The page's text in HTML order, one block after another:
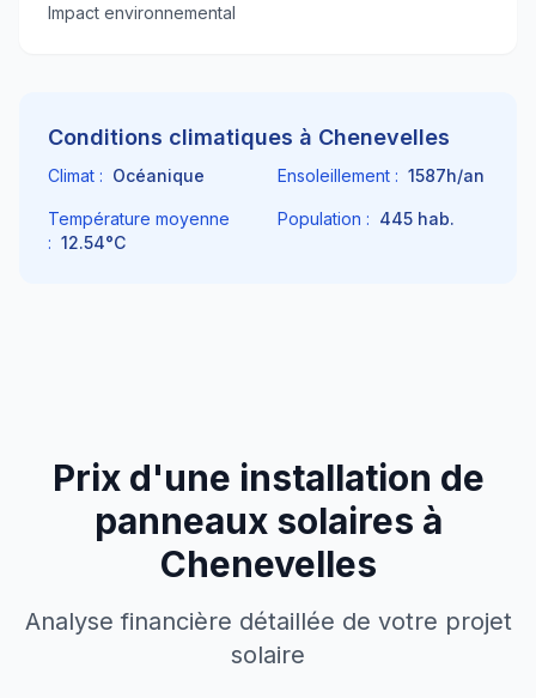
Impact environnemental
Conditions climatiques à Chenevelles
Climat : Océanique Ensoleillement : 1587h/an
Température moyenne
: 12.54°C
Population : 445 hab.
Prix d'une installation de
panneaux solaires à
Chenevelles
Analyse financière détaillée de votre projet
solaire